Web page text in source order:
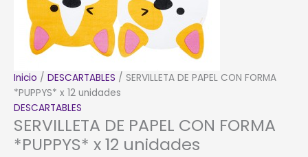
Inicio / DESCARTABLES / SERVILLETA DE PAPEL CON FORMA
*PUPPYS* x 12 unidades
DESCARTABLES
SERVILLETA DE PAPEL CON FORMA
*PUPPYS* x 12 unidades